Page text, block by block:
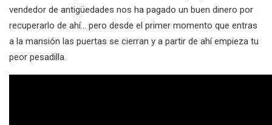
vendedor de antigüedades nos ha pagado un buen dinero por
recuperarlo de ahí… pero desde el primer momento que entras
a la mansión las puertas se cierran y a partir de ahí empieza tu
peor pesadilla.